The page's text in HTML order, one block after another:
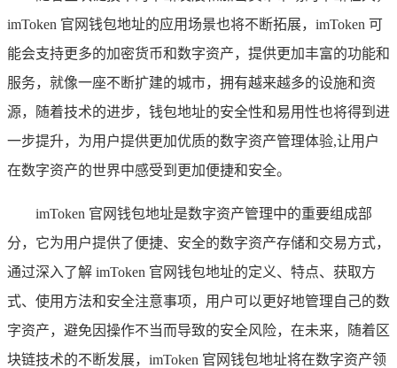
imToken 官网钱包地址的应用场景也将不断拓展，imToken 可
能会支持更多的加密货币和数字资产，提供更加丰富的功能和
服务，就像一座不断扩建的城市，拥有越来越多的设施和资
源，随着技术的进步，钱包地址的安全性和易用性也将得到进
一步提升，为用户提供更加优质的数字资产管理体验,让用户
在数字资产的世界中感受到更加便捷和安全。
imToken 官网钱包地址是数字资产管理中的重要组成部
分，它为用户提供了便捷、安全的数字资产存储和交易方式，
通过深入了解 imToken 官网钱包地址的定义、特点、获取方
式、使用方法和安全注意事项，用户可以更好地管理自己的数
字资产，避免因操作不当而导致的安全风险，在未来，随着区
块链技术的不断发展，imToken 官网钱包地址将在数字资产领